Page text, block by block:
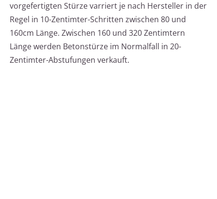
vorgefertigten Stürze varriert je nach Hersteller in der
Regel in 10-Zentimter-Schritten zwischen 80 und
160cm Länge. Zwischen 160 und 320 Zentimtern
Länge werden Betonstürze im Normalfall in 20-
Zentimter-Abstufungen verkauft.